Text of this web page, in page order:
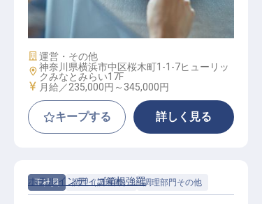
調理スタッフ
施設業態
運営・その他
勤務地
神奈川県横浜市中区桜木町1-1-7ヒューリッ
クみなとみらい17F
給与
月給／235,000円～ 345,000円
キープする 詳しく見る
正社員 調理（調理師） 調理部門その他
ホテルインディゴ箱根強羅